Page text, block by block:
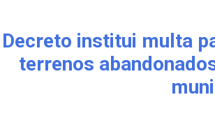
Decreto institui multa
terrenos